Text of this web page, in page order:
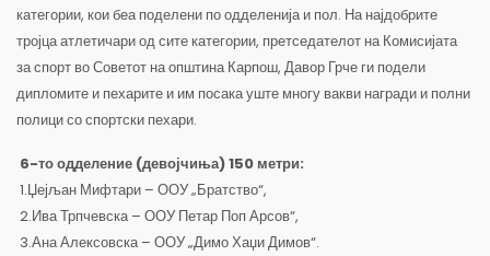
категории, кои беа поделени по одделенија и пол. На најдобрите
тројца атлетичари од сите категории, претседателот на Комисијата
за спорт во Советот на општина Карпош, Давор Грче ги подели
дипломите и пехарите и им посака уште многу вакви награди и полни
полици со спортски пехари.
6-то одделение (девојчиња) 150 метри:
1.Џејљан Мифтари – ООУ „Братство“,
2.Ива Трпчевска – ООУ Петар Поп Арсов“,
3.Ана Алексовска – ООУ „Димо Хаџи Димов“.